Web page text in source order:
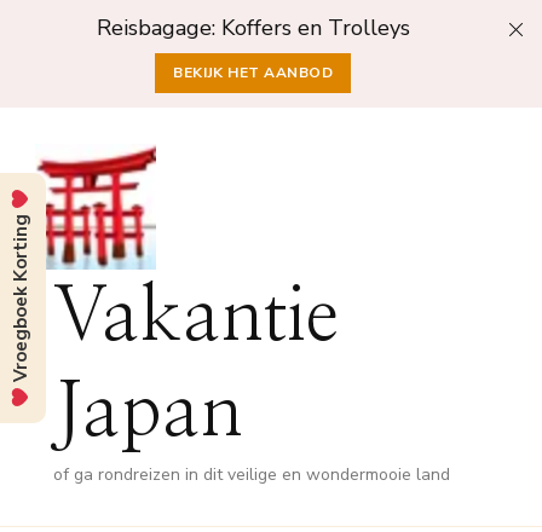
Reisbagage: Koffers en Trolleys
BEKIJK HET AANBOD
Vakantie
Japan
of ga rondreizen in dit veilige en wondermooie land
Vroegboek Korting